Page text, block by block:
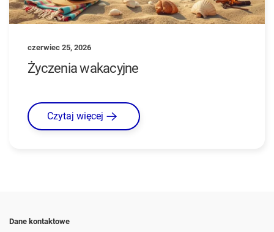
czerwiec 25, 2026
Życzenia wakacyjne
Czytaj więcej
Dane kontaktowe